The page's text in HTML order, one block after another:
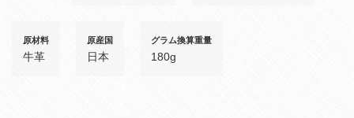
原材料
牛革
原産国
日本
グラム換算重量
180g